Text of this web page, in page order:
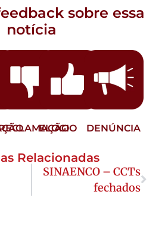
sobre essa
notícia
ELOGIO DENÚNCIA
Relacionadas
SINAENCO – CCTs
fechados